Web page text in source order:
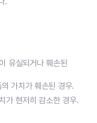
유실되거나 훼손된
가치가 훼손된 경우.
가 현저히 감소한 경우.